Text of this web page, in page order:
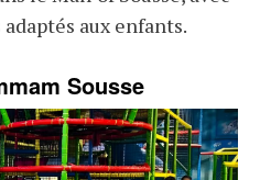
aux enfants.
Sousse